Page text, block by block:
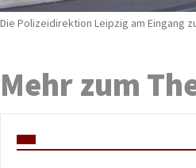
Die Polizeidirektion Leipzig am Eingang
Mehr zum